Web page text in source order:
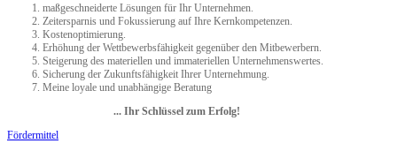
maßgeschneiderte Lösungen für Ihr Unternehmen.
Zeitersparnis und Fokussierung auf Ihre Kernkompetenzen.
Kostenoptimierung.
Erhöhung der Wettbewerbsfähigkeit gegenüber den Mitbewerbern.
Steigerung des materiellen und immateriellen Unternehmenswertes.
Sicherung der Zukunftsfähigkeit Ihrer Unternehmung.
Meine loyale und unabhängige Beratung
... Ihr Schlüssel zum Erfolg!
Fördermittel